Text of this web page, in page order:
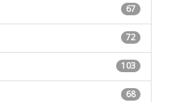
67
72
103
68